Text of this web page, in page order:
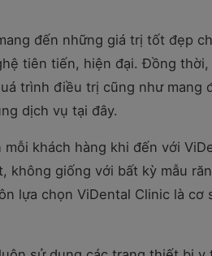
đến những giá trị tốt đẹp
tiên tiến, hiện đại. Đồng thời,
trình điều trị cũng như mang
dịch vụ tại đây.
khách hàng khi đến với
không giống với bất kỳ mẫu
lựa chọn ViDental Clinic là cơ